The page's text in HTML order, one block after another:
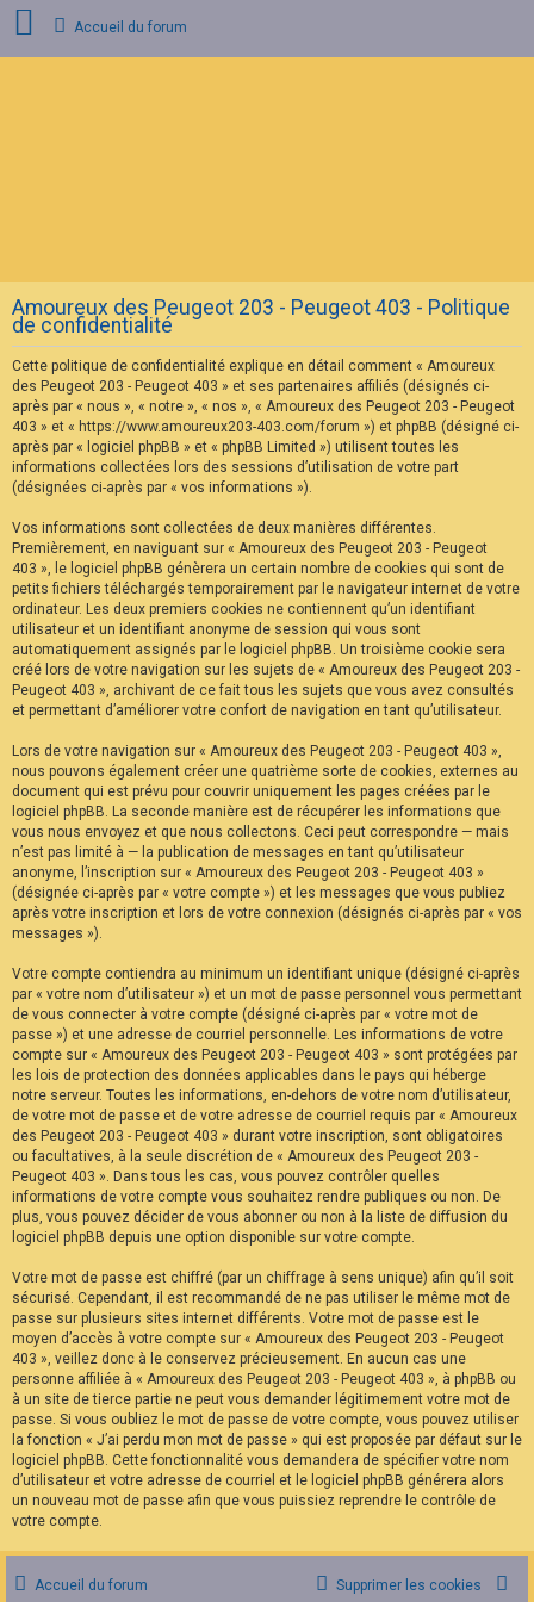
I
n
s
c
r
i
p
t
i
o
n
F
A
Q
Accueil du forum
Amoureux des Peugeot 203 - Peugeot 403 - Politique
de confidentialité
Cette politique de confidentialité explique en détail comment « Amoureux
des Peugeot 203 - Peugeot 403 » et ses partenaires affiliés (désignés ci-
après par « nous », « notre », « nos », « Amoureux des Peugeot 203 - Peugeot
403 » et « https://www.amoureux203-403.com/forum ») et phpBB (désigné ci-
après par « logiciel phpBB » et « phpBB Limited ») utilisent toutes les
informations collectées lors des sessions d’utilisation de votre part
(désignées ci-après par « vos informations »).
Vos informations sont collectées de deux manières différentes.
Premièrement, en naviguant sur « Amoureux des Peugeot 203 - Peugeot
403 », le logiciel phpBB génèrera un certain nombre de cookies qui sont de
petits fichiers téléchargés temporairement par le navigateur internet de votre
ordinateur. Les deux premiers cookies ne contiennent qu’un identifiant
utilisateur et un identifiant anonyme de session qui vous sont
automatiquement assignés par le logiciel phpBB. Un troisième cookie sera
créé lors de votre navigation sur les sujets de « Amoureux des Peugeot 203 -
Peugeot 403 », archivant de ce fait tous les sujets que vous avez consultés
et permettant d’améliorer votre confort de navigation en tant qu’utilisateur.
Lors de votre navigation sur « Amoureux des Peugeot 203 - Peugeot 403 »,
nous pouvons également créer une quatrième sorte de cookies, externes au
document qui est prévu pour couvrir uniquement les pages créées par le
logiciel phpBB. La seconde manière est de récupérer les informations que
vous nous envoyez et que nous collectons. Ceci peut correspondre — mais
n’est pas limité à — la publication de messages en tant qu’utilisateur
anonyme, l’inscription sur « Amoureux des Peugeot 203 - Peugeot 403 »
(désignée ci-après par « votre compte ») et les messages que vous publiez
après votre inscription et lors de votre connexion (désignés ci-après par « vos
messages »).
Votre compte contiendra au minimum un identifiant unique (désigné ci-après
par « votre nom d’utilisateur ») et un mot de passe personnel vous permettant
de vous connecter à votre compte (désigné ci-après par « votre mot de
passe ») et une adresse de courriel personnelle. Les informations de votre
compte sur « Amoureux des Peugeot 203 - Peugeot 403 » sont protégées par
les lois de protection des données applicables dans le pays qui héberge
notre serveur. Toutes les informations, en-dehors de votre nom d’utilisateur,
de votre mot de passe et de votre adresse de courriel requis par « Amoureux
des Peugeot 203 - Peugeot 403 » durant votre inscription, sont obligatoires
ou facultatives, à la seule discrétion de « Amoureux des Peugeot 203 -
Peugeot 403 ». Dans tous les cas, vous pouvez contrôler quelles
informations de votre compte vous souhaitez rendre publiques ou non. De
plus, vous pouvez décider de vous abonner ou non à la liste de diffusion du
logiciel phpBB depuis une option disponible sur votre compte.
Votre mot de passe est chiffré (par un chiffrage à sens unique) afin qu’il soit
sécurisé. Cependant, il est recommandé de ne pas utiliser le même mot de
passe sur plusieurs sites internet différents. Votre mot de passe est le
moyen d’accès à votre compte sur « Amoureux des Peugeot 203 - Peugeot
403 », veillez donc à le conservez précieusement. En aucun cas une
personne affiliée à « Amoureux des Peugeot 203 - Peugeot 403 », à phpBB ou
à un site de tierce partie ne peut vous demander légitimement votre mot de
passe. Si vous oubliez le mot de passe de votre compte, vous pouvez utiliser
la fonction « J’ai perdu mon mot de passe » qui est proposée par défaut sur le
logiciel phpBB. Cette fonctionnalité vous demandera de spécifier votre nom
d’utilisateur et votre adresse de courriel et le logiciel phpBB générera alors
un nouveau mot de passe afin que vous puissiez reprendre le contrôle de
votre compte.
Accueil du forum Supprimer les cookies